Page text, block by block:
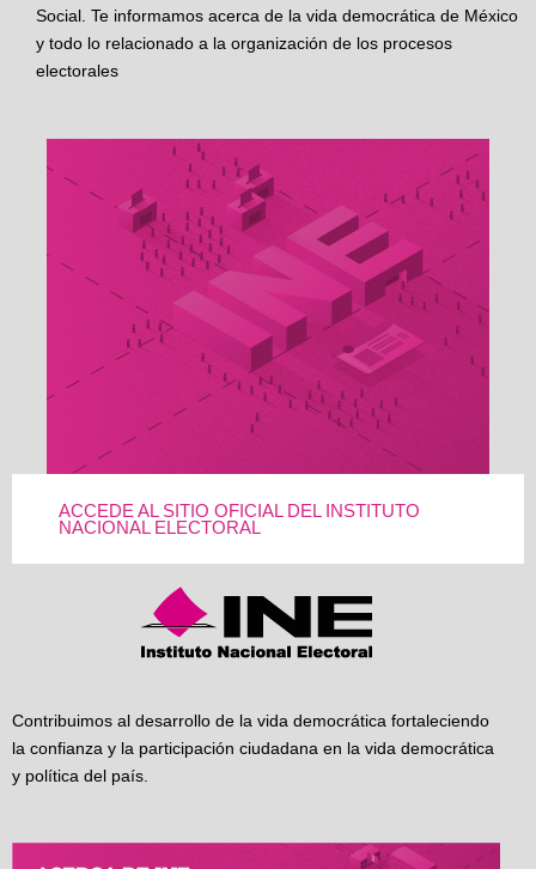
Social. Te informamos acerca de la vida democrática de México
y todo lo relacionado a la organización de los procesos
electorales
ACCEDE AL SITIO OFICIAL DEL INSTITUTO
NACIONAL ELECTORAL
Contribuimos al desarrollo de la vida democrática fortaleciendo
la confianza y la participación ciudadana en la vida democrática
y política del país.